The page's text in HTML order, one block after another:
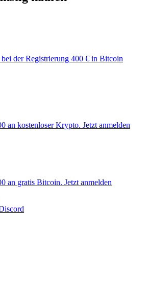
der Registrierung 400 € in Bitcoin
an kostenloser Krypto. Jetzt anmelden
an gratis Bitcoin. Jetzt anmelden